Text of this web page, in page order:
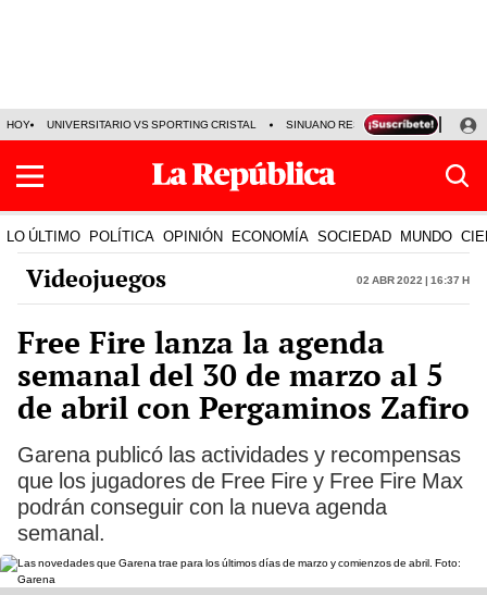
HOY UNIVERSITARIO VS SPORTING CRISTAL SINUANO RESULTADOS HOY
LO ÚLTIMO POLÍTICA OPINIÓN ECONOMÍA SOCIEDAD MUNDO
Videojuegos 02 Abr 2022 | 16:37 h
Free Fire lanza la agenda
semanal del 30 de marzo al 5
de abril con Pergaminos Zafiro
Garena publicó las actividades y recompensas
que los jugadores de Free Fire y Free Fire Max
podrán conseguir con la nueva agenda
semanal.